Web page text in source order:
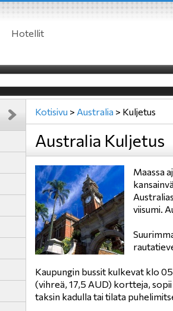
Hotellit
Kotisivu > Australia > Kuljetus
Australia Kuljetus
Maassa
viisumi.
Kaupungin bussit kulkevat klo
(vihreä, 17,5 AUD) kortteja,
taksin kadulla tai tilata